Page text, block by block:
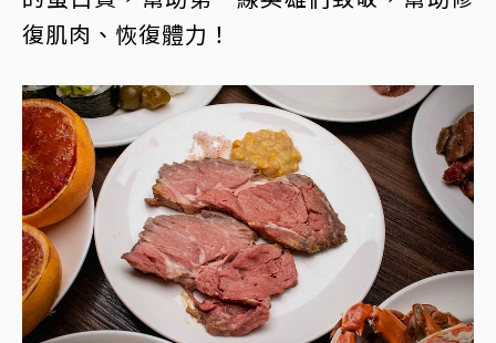
復肌肉、恢復體力！